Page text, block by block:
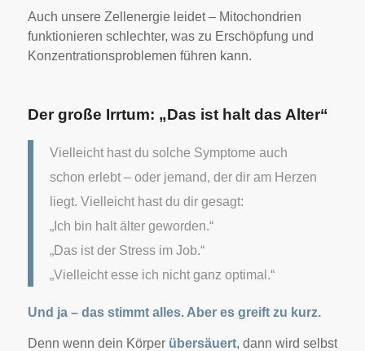
Auch unsere Zellenergie leidet – Mitochondrien
funktionieren schlechter, was zu Erschöpfung und
Konzentrationsproblemen führen kann.
Der große Irrtum: „Das ist halt das Alter“
Vielleicht hast du solche Symptome auch
schon erlebt – oder jemand, der dir am Herzen
liegt. Vielleicht hast du dir gesagt:
„Ich bin halt älter geworden.“
„Das ist der Stress im Job.“
„Vielleicht esse ich nicht ganz optimal.“
Und ja – das stimmt alles. Aber es greift zu kurz.
Denn wenn dein Körper übersäuert, dann wird selbst